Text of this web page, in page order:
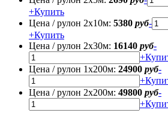
+Купить
Цена / рулон 2х10м: 5380 руб-
+Купить
Цена / рулон 2х30м: 16140 руб-
+
Цена / рулон 1х200м: 24900 руб-
+
Цена / рулон 2х200м: 49800 руб-
+